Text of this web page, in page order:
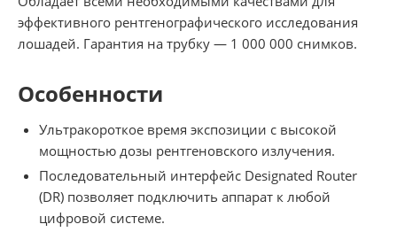
эффективного рентгенографического исследования
лошадей. Гарантия на трубку — 1 000 000 снимков.
Особенности
Ультракороткое время экспозиции с высокой
мощностью дозы рентгеновского излучения.
Последовательный интерфейс Designated Router
(DR) позволяет подключить аппарат к любой
цифровой системе.